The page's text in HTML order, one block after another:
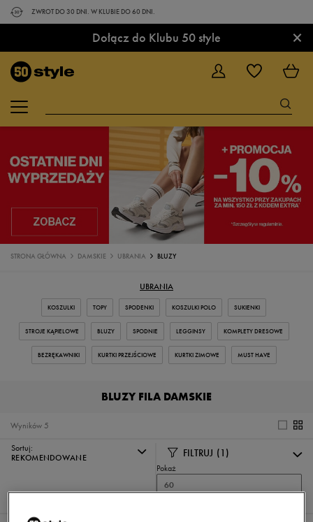
ZWROT DO 30 DNI. W KLUBIE DO 60 DNI.
Dołącz do Klubu 50 style ×
STRONA GŁÓWNA DAMSKIE UBRANIA BLUZY
UBRANIA
KOSZULKI TOPY SPODENKI KOSZULKI POLO SUKIENKI
STROJE KĄPIELOWE BLUZY SPODNIE LEGGINSY KOMPLETY DRESOWE
BEZRĘKAWNIKI KURTKI PRZEJŚCIOWE KURTKI ZIMOWE MUST HAVE
BLUZY FILA DAMSKIE
5
Wyników
Sortuj:
REKOMENDOWANE
FILTRUJ (1)
Pokaż
60